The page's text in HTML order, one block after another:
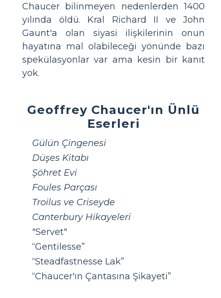
Chaucer bilinmeyen nedenlerden 1400
yılında öldü. Kral Richard II ve John
Gaunt'a olan siyasi ilişkilerinin onun
hayatına mal olabileceği yönünde bazı
spekülasyonlar var ama kesin bir kanıt
yok.
Geoffrey Chaucer'ın Ünlü
Eserleri
Gülün Çingenesi
Düşes Kitabı
Şöhret Evi
Foules Parçası
Troilus ve Criseyde
Canterbury Hikayeleri
"Servet"
“Gentilesse”
“Steadfastnesse Lak”
“Chaucer'ın Çantasına Şikayeti”